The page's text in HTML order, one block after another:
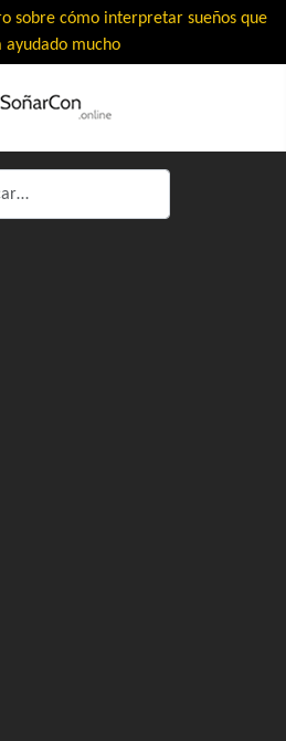
sobre cómo interpretar sueños que
ayudado mucho